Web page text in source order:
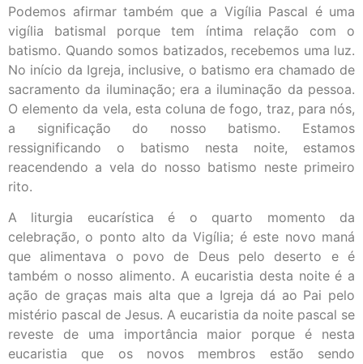
Podemos afirmar também que a Vigília Pascal é uma
vigília batismal porque tem íntima relação com o
batismo. Quando somos batizados, recebemos uma luz.
No início da Igreja, inclusive, o batismo era chamado de
sacramento da iluminação; era a iluminação da pessoa.
O elemento da vela, esta coluna de fogo, traz, para nós,
a significação do nosso batismo. Estamos
ressignificando o batismo nesta noite, estamos
reacendendo a vela do nosso batismo neste primeiro
rito.
A liturgia eucarística é o quarto momento da
celebração, o ponto alto da Vigília; é este novo maná
que alimentava o povo de Deus pelo deserto e é
também o nosso alimento. A eucaristia desta noite é a
ação de graças mais alta que a Igreja dá ao Pai pelo
mistério pascal de Jesus. A eucaristia da noite pascal se
reveste de uma importância maior porque é nesta
eucaristia que os novos membros estão sendo